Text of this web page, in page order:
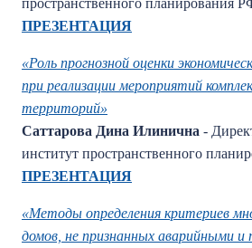
пространственного планирования
ПРЕЗЕНТАЦИЯ
«Роль прогнозной оценки
при реализации мероприятий
территорий»
Саттарова Дина Илинична -
институт пространственного
ПРЕЗЕНТАЦИЯ
«Методы определения критериев
домов, не признанных аварийными